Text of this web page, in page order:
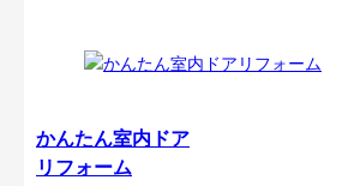
かんたん室内ドア
リフォーム